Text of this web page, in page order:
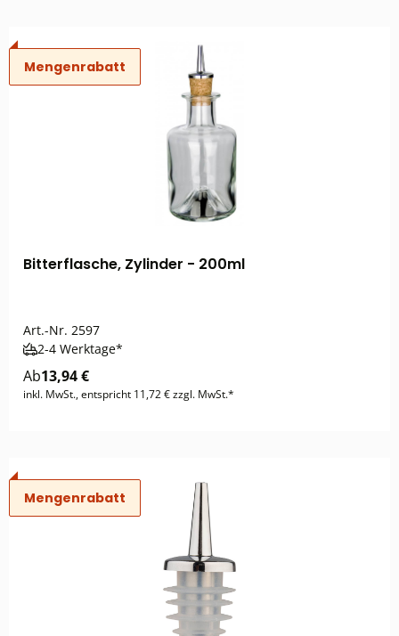
Mengenrabatt
Bitterflasche, Zylinder - 200ml
Art.-Nr. 2597
2-4 Werktage*
Ab13,94 €
inkl. MwSt., entspricht 11,72 € zzgl. MwSt.*
Mengenrabatt